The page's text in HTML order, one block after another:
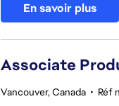
En savoir plus
Associate
Vancouver, Canada • Réf